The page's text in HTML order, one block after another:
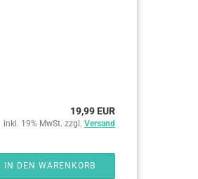
19,99 EUR
inkl. 19% MwSt. zzgl. Versand
IN DEN WARENKORB